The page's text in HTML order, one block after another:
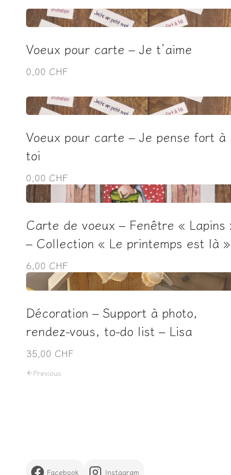
Voeux pour carte – Je t’aime
0,00 CHF
Voeux pour carte – Je pense fort à
toi
0,00 CHF
Carte de voeux – Fenêtre « Lapins
– Collection « Le printemps est là »
6,00 CHF
Décoration – Support à photo,
rendez-vous, to-do list – Lisa
35,00 CHF
Previous
Facebook Instagram